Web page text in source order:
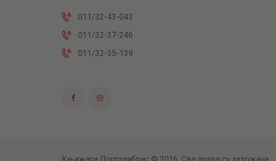
011/32-43-043
011/32-37-246
011/32-35-139